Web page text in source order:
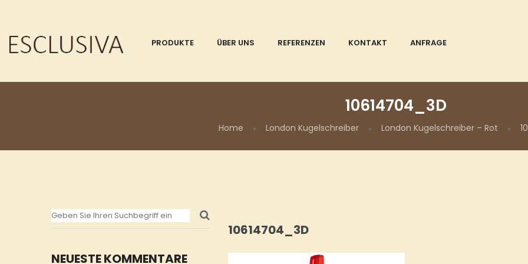
PRODUKTE ÜBER UNS REFERENZEN KONTAKT ANFRAGE
10614704_3D
Home London Kugelschreiber London Kugelschreiber – Rot
NEUESTE KOMMENTARE
10614704_3D